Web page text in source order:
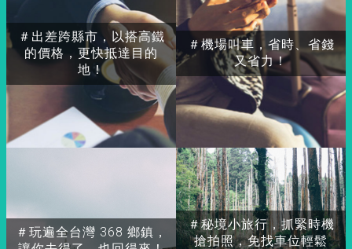
＃出差跨縣市，以搭高鐵
的價格，更快抵達目的
地！
＃玩遍全台灣 368 鄉鎮，
＃秘境小旅行，抓緊時機
搶拍照，免找車位輕鬆
＃機場叫車，省時、省錢
又省力！